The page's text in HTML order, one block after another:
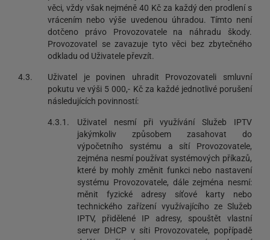
věci, vždy však nejméně 40 Kč za každý den prodlení s
vrácením nebo výše uvedenou úhradou. Tímto není
dotčeno právo Provozovatele na náhradu škody.
Provozovatel se zavazuje tyto věci bez zbytečného
odkladu od Uživatele převzít.
4.3.
Uživatel je povinen uhradit Provozovateli smluvní
pokutu ve výši 5 000,- Kč za každé jednotlivé porušení
následujících povinností:
4.3.1.
Uživatel nesmí při využívání Služeb IPTV
jakýmkoliv způsobem zasahovat do
výpočetního systému a sítí Provozovatele,
zejména nesmí používat systémových příkazů,
které by mohly změnit funkci nebo nastavení
systému Provozovatele, dále zejména nesmí:
měnit fyzické adresy síťové karty nebo
technického zařízení využívajícího ze Služeb
IPTV, přidělené IP adresy, spouštět vlastní
server DHCP v síti Provozovatele, popřípadě